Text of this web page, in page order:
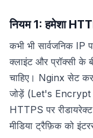
नियम 1: हमेशा
कभी भी सार्वजनिक
क्लाइंट और प्रॉक्सी के
चाहिए। Nginx सेट
जोड़ें (Let's Encrypt
HTTPS पर
मीडिया ट्रैफ़िक को